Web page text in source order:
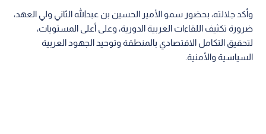
وأكد جلالته، بحضور سمو الأمير الحسين بن عبدالله الثاني ولي العهد،
ضرورة تكثيف اللقاءات العربية الدورية، وعلى أعلى المستويات،
لتحقيق التكامل الاقتصادي بالمنطقة وتوحيد الجهود العربية
السياسية والأمنية.